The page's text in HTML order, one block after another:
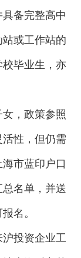
备完整高中
或工作站的
毕业生，亦
，政策参照
性，但仍需
市蓝印户口
名单，并送
名。
投资企业工